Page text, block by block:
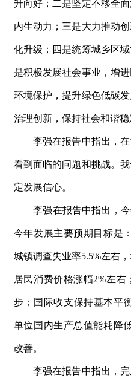
升向好；二是坚定不移全
内生动力；三是大力推动
化升级；四是统筹城乡区
是积极发展社会事业，增
环境保护，提升绿色低碳
治理创新，保持社会和谐稳
李强在报告中指出，在
看到面临的问题和挑战。
定发展信心。
李强在报告中指出，今
今年发展主要预期目标是
城镇调查失业率5.5%左右
居民消费价格涨幅2%左右
步；国际收支保持基本平
单位国内生产总值能耗降
改善。
李强在报告中指出，完